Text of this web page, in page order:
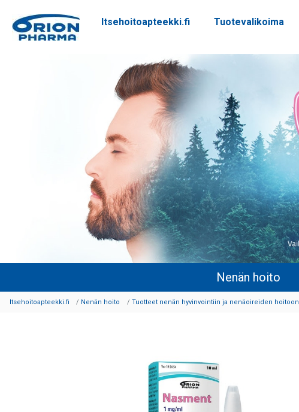
Siirry sisältöön
Itsehoitoapteekki.fi Tuotevalikoima
Nenän hoito
Itsehoitoapteekki.fi Nenän hoito Tuotteet nenän hyvinvointiin ja nenäoireiden hoitoon